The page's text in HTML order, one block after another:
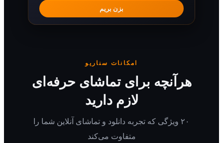
امکانات سناریو
برای تماشای حرفه‌ای
لازم دارید
۲۰ ویژگی که تجربه دانلود و تماشای آنلاین شما را
متفاوت می‌کند